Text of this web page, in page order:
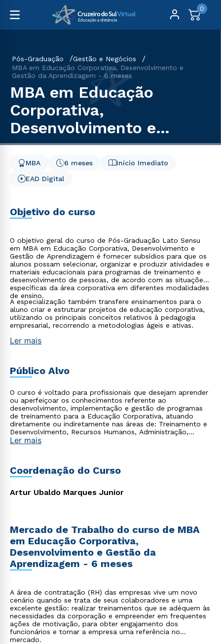
0
Pós-Graduação
Gestão e Negócios
MBA em Educação Corporativa, Desenvolvimento e
Gestão da Aprendizagem - 6 meses
MBA em Educação
Corporativa,
Desenvolvimento e
Gestão da Aprendizagem
- 6 meses
Início Imediato
6 meses
MBA
EAD Digital
Objetivo do curso
O objetivo geral do curso de Pós-Graduação Lato Sensu
em MBA em Educação Corporativa, Desenvolvimento e
Gestão de Aprendizagem é fornecer subsídios para que os
alunos possam selecionar, organizar e produzir atividades e
materiais educacionais para programas de treinamento e
desenvolvimento de pessoas, de acordo com as situações
específicas da área corporativa em diferentes modalidades
de ensino.
A especialização também transfere ensinamentos para o
aluno criar e estruturar projetos de educação corporativa,
utilizando os principais conceitos relativos à pedagogia
empresarial, recorrendo a metodologias ágeis e ativas.
Ler mais
Público Alvo
O curso é voltado para profissionais que desejam aprender
ou aperfeiçoar os conhecimentos referente ao
desenvolvimento, implementação e gestão de programas
de treinamento para a Educação Corporativa, atuando
diretamente ou indiretamente nas áreas de: Treinamento e
Desenvolvimento, Recursos Humanos, Administração,
Pedagogia, Gestão do Conhecimento e Estratégia
Ler mais
Coordenação do Curso
Artur Ubaldo Marques Junior
Mercado de Trabalho do curso de MBA
em Educação Corporativa,
Desenvolvimento e Gestão da
Aprendizagem - 6 meses
A área de contratação (RH) das empresas vive um novo
cenário quando se trata de seus colaboradores e uma
excelente gestão: realizar treinamentos que se adéquem às
necessidades da corporação e empreender em frequentes
ações de motivação, para obter engajamento dos
funcionários e tornar a empresa uma referência no
mercado.